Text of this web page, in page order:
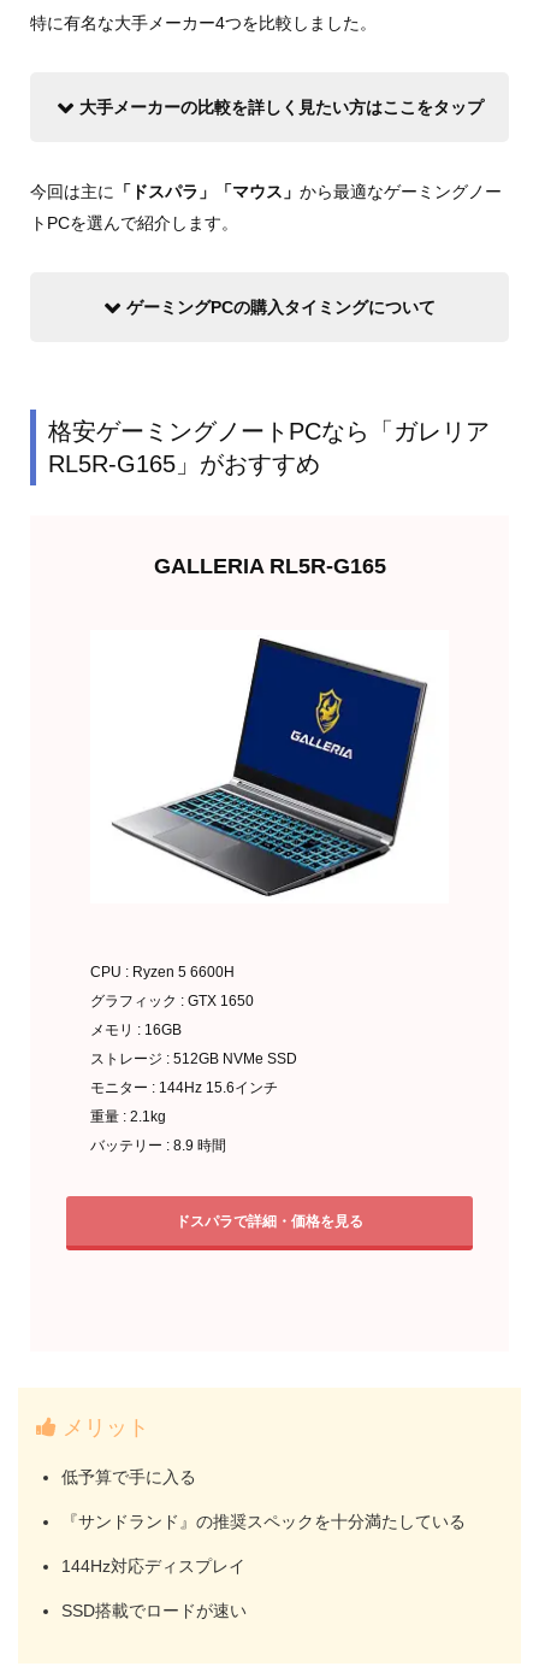
特に有名な大手メーカー4つを比較しました。
大手メーカーの比較を詳しく見たい方はここをタップ
今回は主に 「ドスパラ」「マウス」 から最適なゲーミングノー
トPCを選んで紹介します。
ゲーミングPCの購入タイミングについて
格安ゲーミングノートPCなら「ガレリア
RL5R-G165」がおすすめ
GALLERIA RL5R-G165
CPU : Ryzen 5 6600H
グラフィック : GTX 1650
メモリ : 16GB
ストレージ : 512GB NVMe SSD
モニター : 144Hz 15.6インチ
重量 : 2.1kg
バッテリー : 8.9 時間
ドスパラで詳細・価格を見る
メリット
低予算で手に入る
『サンドランド』の推奨スペックを十分満たしている
144Hz対応ディスプレイ
SSD搭載でロードが速い